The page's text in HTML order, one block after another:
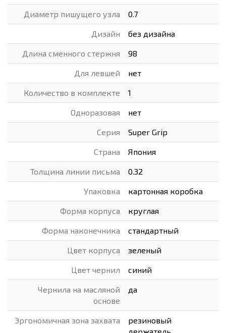
Диаметр пишущего узла 0.7
Дизайн без дизайна
Длина сменного стержня 98
Для левшей нет
Количество в комплекте 1
Одноразовая нет
Серия Super Grip
Страна Япония
Толщина линии письма 0.32
Упаковка картонная коробка
Форма корпуса круглая
Форма наконечника стандартный
Цвет корпуса зеленый
Цвет чернил синий
Чернила на масляной
основе
да
Эргономичная зона захвата
резиновый